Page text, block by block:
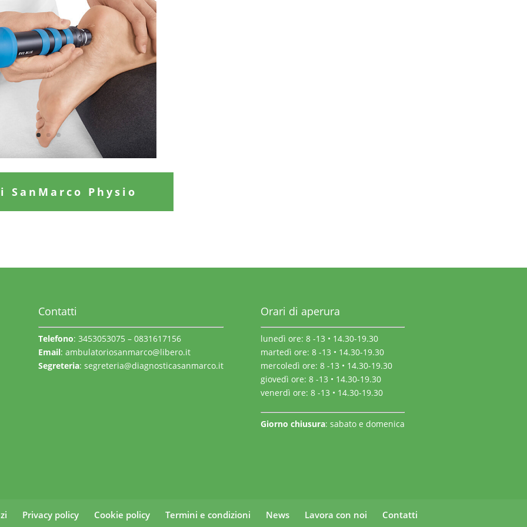
SanMarco Physio
Contatti
Telefono: 3453053075 – 0831617156
Email: ambulatoriosanmarco@libero.it
Segreteria: segreteria@diagnosticasanmarco.it
Orari di aperura
lunedì ore: 8 -13 • 14.30-19.30
martedì ore: 8 -13 • 14.30-19.30
mercoledì ore: 8 -13 • 14.30-19.30
giovedì ore: 8 -13 • 14.30-19.30
venerdì ore: 8 -13 • 14.30-19.30
Giorno chiusura: sabato e domenica
Privacy policy Cookie policy Termini e condizioni News Lavora con noi Contatti